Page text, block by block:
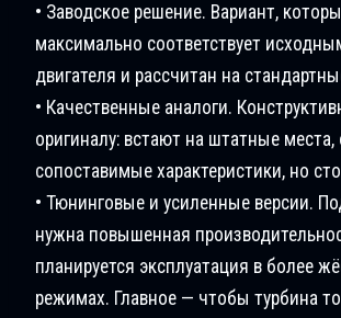
• Заводское решение. Вариант,
максимально соответствует
двигателя и рассчитан на
• Качественные аналоги.
оригиналу: встают на штатные
сопоставимые характеристики, но
• Тюнинговые и усиленные версии.
нужна повышенная
планируется эксплуатация в более
режимах. Главное — чтобы турбина